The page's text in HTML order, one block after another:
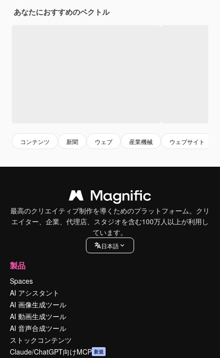
あなたにおすすめのベクトル
コンテンツ 新聞 ウェブ 産業機械 ウェブサイト
最高のクリエイティブ制作を導くためのプラットフォーム。クリ
エイター、企業、代理店、スタジオを含む100万人以上が利用し
ています。
日本語
製品
Spaces
AI アシスタント
AI 画像生成ツール
AI 動画生成ツール
AI 音声合成ツール
ストックコンテンツ
Claude/ChatGPT向けMCP 新規